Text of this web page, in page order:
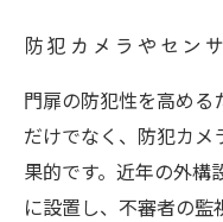
防犯カメラやセン
門扉の防犯性を高め
だけでなく、防犯カメ
果的です。近年の外構
に設置し、不審者の監